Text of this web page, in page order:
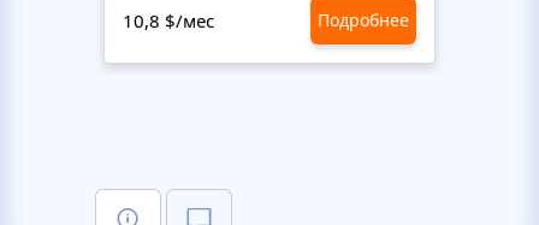
10,8 $/мес Подробнее